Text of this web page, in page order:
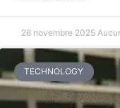
26 novembre 2025
TECHNOLOGY